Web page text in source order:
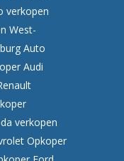
verkopen
West-
Auto
Audi
verkopen
Opkoper